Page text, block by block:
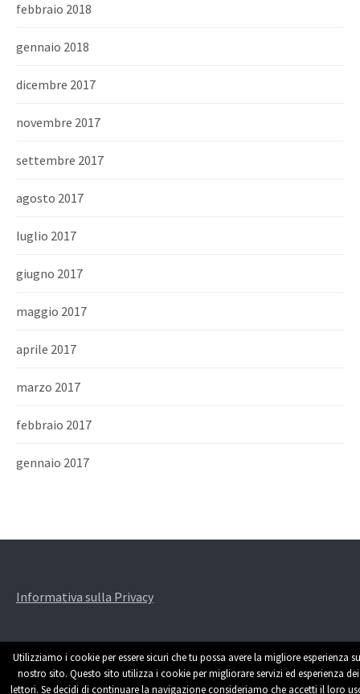
febbraio 2018
gennaio 2018
dicembre 2017
novembre 2017
settembre 2017
agosto 2017
luglio 2017
giugno 2017
maggio 2017
aprile 2017
marzo 2017
febbraio 2017
gennaio 2017
Informativa sulla Privacy
Utilizziamo i cookie per essere sicuri che tu possa avere la migliore esperienza
nostro sito. Questo sito utilizza i cookie per migliorare servizi ed esperienza dei
lettori. Se decidi di continuare la navigazione consideriamo che accetti il loro